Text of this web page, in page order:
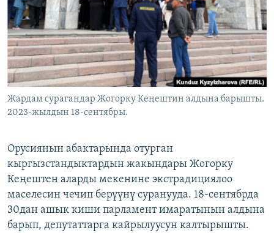
ЭЕ/АРнун бардык сайттары
Жардам сурагандар Жогорку Кеңештин алдына барышты.
2023-жылдын 18-сентябры.
Орусиянын абактарында отурган
кыргызстандыктардын жакындары Жогорку
Кеңештен аларды мекенине экстрадициялоо
маселесин чечип берүүнү суранууда. 18-сентябрда
30дан ашык киши парламент имаратынын алдына
барып, депутаттарга кайрылуусун калтырышты.